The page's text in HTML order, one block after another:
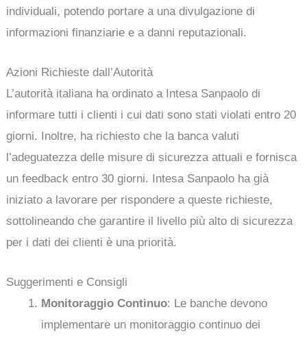
individuali, potendo portare a una divulgazione di
informazioni finanziarie e a danni reputazionali.
Azioni Richieste dall’Autorità
L’autorità italiana ha ordinato a Intesa Sanpaolo di
informare tutti i clienti i cui dati sono stati violati entro 20
giorni. Inoltre, ha richiesto che la banca valuti
l’adeguatezza delle misure di sicurezza attuali e fornisca
un feedback entro 30 giorni. Intesa Sanpaolo ha già
iniziato a lavorare per rispondere a queste richieste,
sottolineando che garantire il livello più alto di sicurezza
per i dati dei clienti è una priorità.
Suggerimenti e Consigli
Monitoraggio Continuo: Le banche devono
implementare un monitoraggio continuo dei